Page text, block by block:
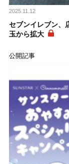
2025.11.12
セブンイレブン、
玉から拡大
公開記事